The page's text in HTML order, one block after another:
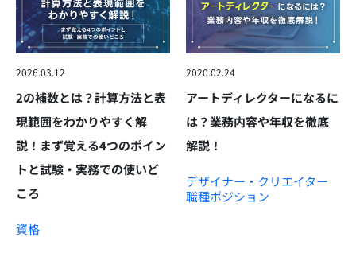
2026.03.12
2の補数とは？計算方法と表
現範囲をわかりやすく解
説！まず覚える4つのポイン
トと試験・実務での使いど
ころ
資格
2020.02.24
アートディレクターになるに
は？業務内容や年収を徹底
解説！
デザイナー・クリエイター
職種ポジション